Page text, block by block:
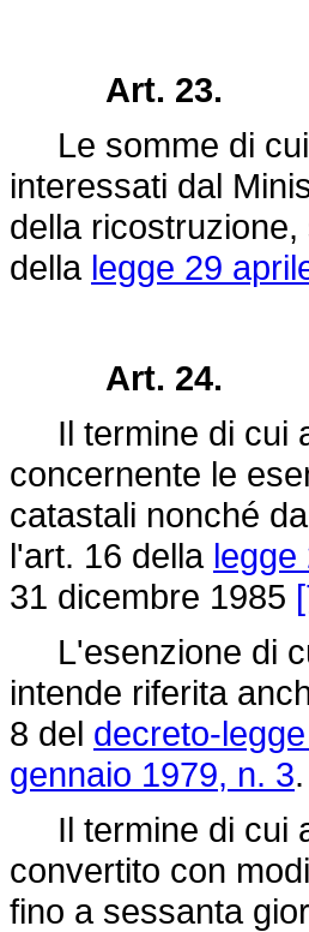
Art. 23.
Le somme di cui
interessati dal
della
della legge 29
Art. 24.
Il termine di cui
concernente le
catastali nonché
l'art. 16 della legge
31 dicembre 1985
L'esenzione di
intende riferita
8 del decreto-
gennaio 1979, n. 3.
Il termine di cui
convertito con
fino a sessanta